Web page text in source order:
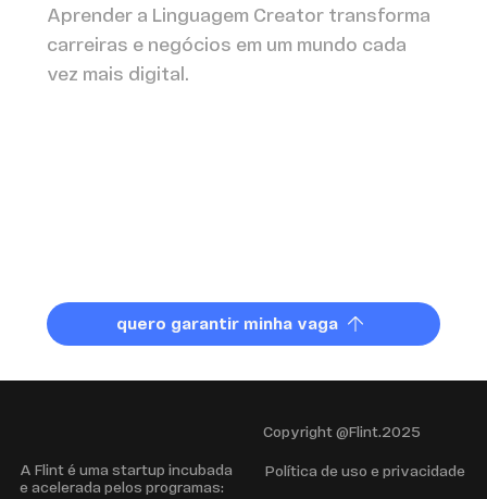
Aprender a Linguagem Creator transforma
carreiras e negócios em um mundo cada
vez mais digital.
quero garantir minha vaga
Copyright @Flint.2025
Política de uso e privacidade
A Flint é uma startup incubada
e acelerada pelos programas: